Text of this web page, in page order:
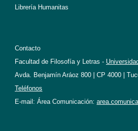
Librería Humanitas
Contacto
Facultad de Filosofía y Letras -
Avda. Benjamín Aráoz 800 | CP 4000 |
Teléfonos
E-mail: Área Comunicación: